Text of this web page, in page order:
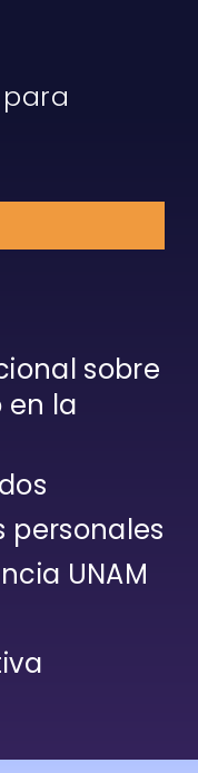
sobre
en la
personales
UNAM